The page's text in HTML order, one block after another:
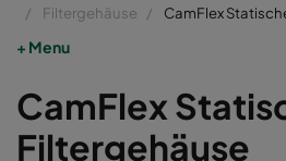
Filtergehäuse
CamFlex
Menu
CamFlex
Filtergehäuse